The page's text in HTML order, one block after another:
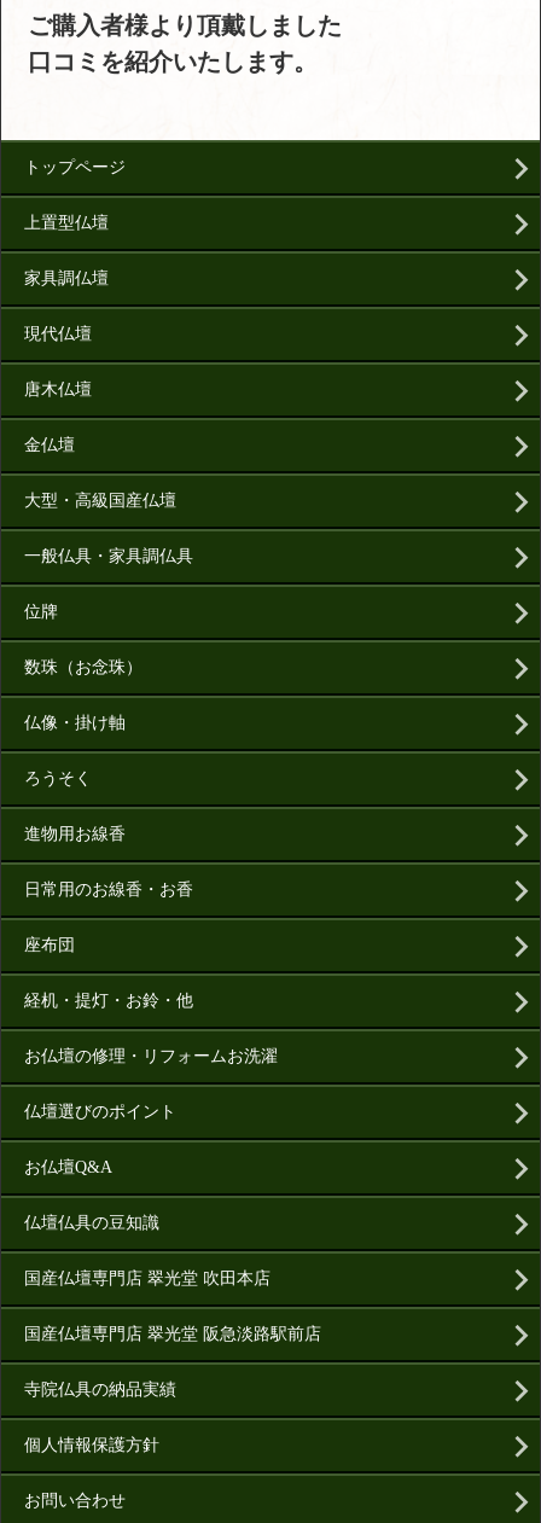
ご購入者様より頂戴しました
口コミを紹介いたします。
トップページ
上置型仏壇
家具調仏壇
現代仏壇
唐木仏壇
金仏壇
大型・高級国産仏壇
一般仏具・家具調仏具
位牌
数珠（お念珠）
仏像・掛け軸
ろうそく
進物用お線香
日常用のお線香・お香
座布団
経机・提灯・お鈴・他
お仏壇の修理・リフォームお洗濯
仏壇選びのポイント
お仏壇Q&A
仏壇仏具の豆知識
国産仏壇専門店 翠光堂 吹田本店
国産仏壇専門店 翠光堂 阪急淡路駅前店
寺院仏具の納品実績
個人情報保護方針
お問い合わせ